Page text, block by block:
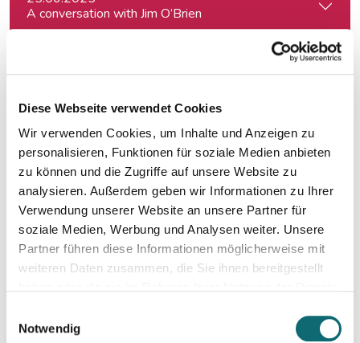
Diese Webseite verwendet Cookies
Wir verwenden Cookies, um Inhalte und Anzeigen zu
personalisieren, Funktionen für soziale Medien anbieten
zu können und die Zugriffe auf unsere Website zu
analysieren. Außerdem geben wir Informationen zu Ihrer
Verwendung unserer Website an unsere Partner für
soziale Medien, Werbung und Analysen weiter. Unsere
Partner führen diese Informationen möglicherweise mit
weiteren Daten zusammen, die Sie ihnen bereitgestellt
Notwendig
A conversation with Jim O’Brien
26.06.2025
Dein Einstieg in den freien Journalismus
27.06.2025
Reportage & Essay – erzählender Journalismus
30.06.2025
Klicks, Codes, Kommentarspalten – Content-Produktion